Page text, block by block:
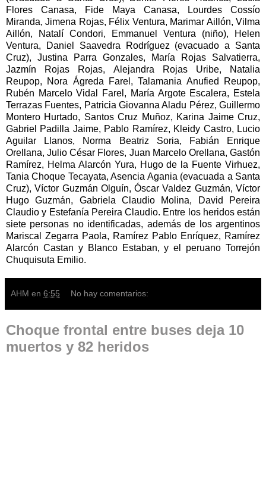
Flores Canasa, Fide Maya Canasa, Lourdes Cossío
Miranda, Jimena Rojas, Félix Ventura, Marimar Aillón, Vilma
Aillón, Natalí Condori, Emmanuel Ventura (niño), Helen
Ventura, Daniel Saavedra Rodríguez (evacuado a Santa
Cruz), Justina Parra Gonzales, María Rojas Salvatierra,
Jazmín Rojas Rojas, Alejandra Rojas Uribe, Natalia
Reupop, Nora Ágreda Farel, Talamania Anufied Reupop,
Rubén Marcelo Vidal Farel, María Argote Escalera, Estela
Terrazas Fuentes, Patricia Giovanna Aladu Pérez, Guillermo
Montero Hurtado, Santos Cruz Muñoz, Karina Jaime Cruz,
Gabriel Padilla Jaime, Pablo Ramírez, Kleidy Castro, Lucio
Aguilar Llanos, Norma Beatriz Soria, Fabián Enrique
Orellana, Julio César Flores, Juan Marcelo Orellana, Gastón
Ramírez, Helma Alarcón Yura, Hugo de la Fuente Virhuez,
Tania Choque Tecayata, Asencia Agania (evacuada a Santa
Cruz), Víctor Guzmán Olguín, Óscar Valdez Guzmán, Víctor
Hugo Guzmán, Gabriela Claudio Molina, David Pereira
Claudio y Estefanía Pereira Claudio. Entre los heridos están
siete personas no identificadas, además de los argentinos
Mariscal Zegarra Paola, Ramírez Pablo Enríquez, Ramírez
Alarcón Castan y Blanco Estaban, y el peruano Torrejón
Chuquisuta Emilio.
AHM en 6:55 No hay comentarios:
Choque frontal entre buses deja 10
muertos y 82 heridos